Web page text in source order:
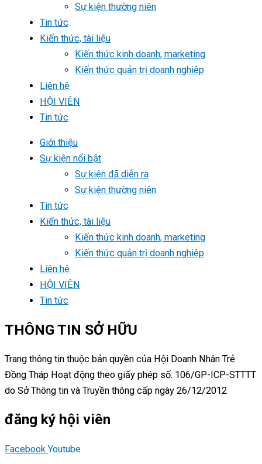
Sự kiện thường niên
Tin tức
Kiến thức, tài liệu
Kiến thức kinh doanh, marketing
Kiến thức quản trị doanh nghiệp
Liên hệ
HỘI VIÊN
Tin tức
Giới thiệu
Sự kiện nổi bật
Sự kiện đã diễn ra
Sự kiện thường niên
Tin tức
Kiến thức, tài liệu
Kiến thức kinh doanh, marketing
Kiến thức quản trị doanh nghiệp
Liên hệ
HỘI VIÊN
Tin tức
THÔNG TIN SỞ HỮU
Trang thông tin thuộc bản quyền của Hội Doanh Nhân Trẻ
Đồng Tháp Hoạt động theo giấy phép số: 106/GP-ICP-STTTT
do Sở Thông tin và Truyền thông cấp ngày 26/12/2012
đăng ký hội viên
Facebook Youtube